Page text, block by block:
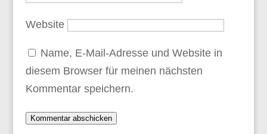
Website
Name, E-Mail-Adresse und Website in
diesem Browser für meinen nächsten
Kommentar speichern.
Kommentar abschicken